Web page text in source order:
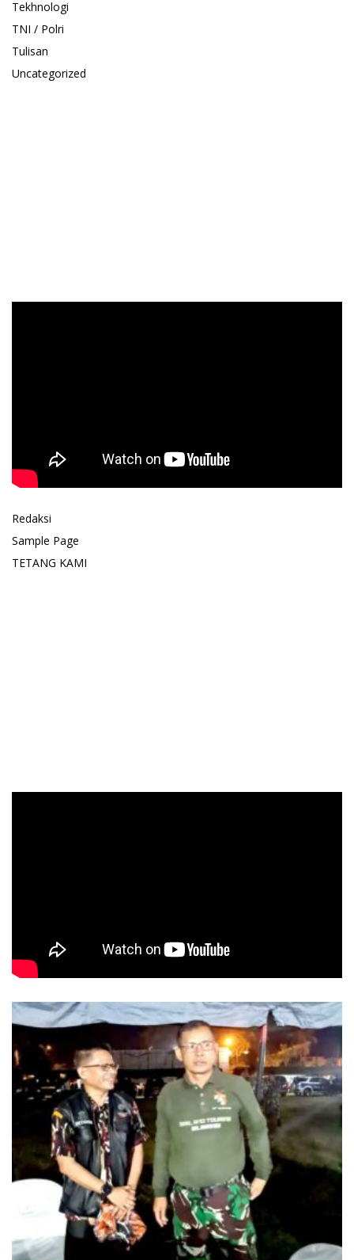
Tekhnologi
TNI / Polri
Tulisan
Uncategorized
Redaksi
Sample Page
TETANG KAMI